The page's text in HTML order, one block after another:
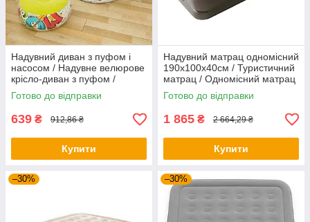
Надувний диван з пуфом і
насосом / Надувне велюрове
крісло-диван з пуфом /
Надувне крісло
Готово до відправки
639 ₴ 912,86 ₴
Купити
Надувний матрац одномісний
190х100х40см / Туристичний
матрац / Одномісний матрац
у намет
Готово до відправки
1 865 ₴ 2 664,29 ₴
Купити
–30% –30%